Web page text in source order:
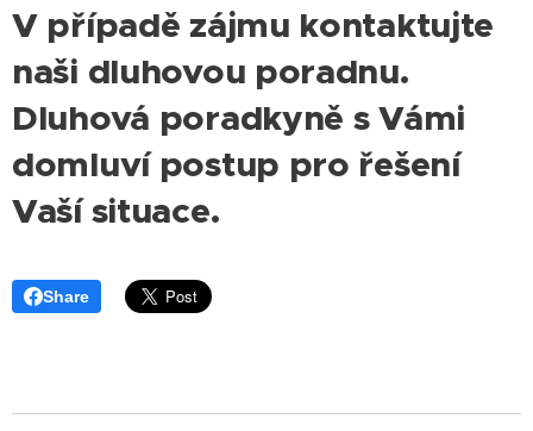
V případě zájmu kontaktujte
naši dluhovou poradnu.
Dluhová poradkyně s Vámi
domluví postup pro řešení
Vaší situace.
Share